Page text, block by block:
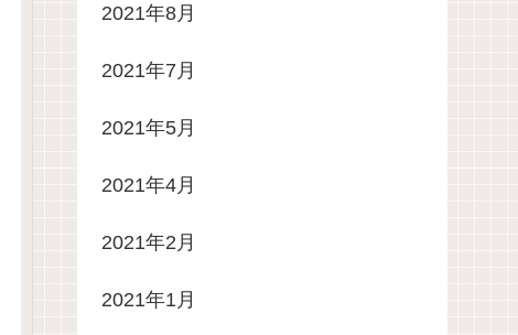
2021年8月
2021年7月
2021年5月
2021年4月
2021年2月
2021年1月